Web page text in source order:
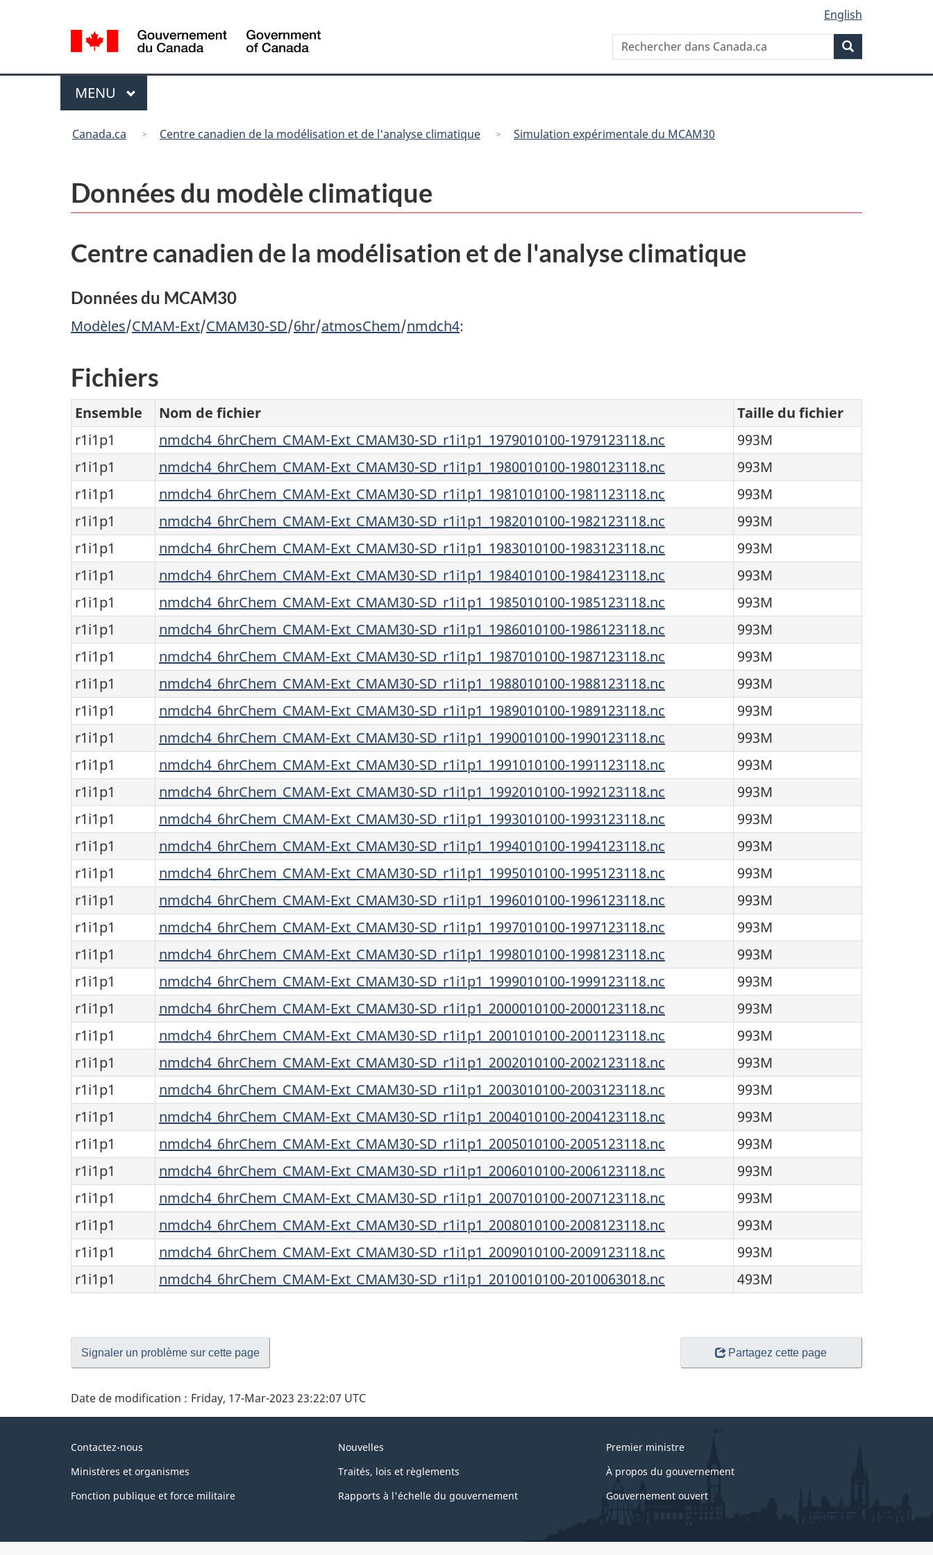
de
la
langue
English
Recherche
Rechercher
dans
Canada.ca
Menu
MENU PRINCIPAL
Canada.ca Centre canadien de la modélisation et de l'analyse climatique Simulation expérimentale du MCAM30
Données du modèle climatique
Centre canadien de la modélisation et de l'analyse climatique
Données du MCAM30
Modèles/CMAM-Ext/CMAM30-SD/6hr/atmosChem/nmdch4:
Fichiers
Ensemble Nom de fichier
Taille du fichier
r1i1p1
nmdch4_6hrChem_CMAM-Ext_CMAM30-SD_r1i1p1_1979010100-1979123118.nc
993M
r1i1p1
nmdch4_6hrChem_CMAM-Ext_CMAM30-SD_r1i1p1_1980010100-1980123118.nc
993M
r1i1p1
nmdch4_6hrChem_CMAM-Ext_CMAM30-SD_r1i1p1_1981010100-1981123118.nc
993M
r1i1p1
nmdch4_6hrChem_CMAM-Ext_CMAM30-SD_r1i1p1_1982010100-1982123118.nc
993M
r1i1p1
nmdch4_6hrChem_CMAM-Ext_CMAM30-SD_r1i1p1_1983010100-1983123118.nc
993M
r1i1p1
nmdch4_6hrChem_CMAM-Ext_CMAM30-SD_r1i1p1_1984010100-1984123118.nc
993M
r1i1p1
nmdch4_6hrChem_CMAM-Ext_CMAM30-SD_r1i1p1_1985010100-1985123118.nc
993M
r1i1p1
nmdch4_6hrChem_CMAM-Ext_CMAM30-SD_r1i1p1_1986010100-1986123118.nc
993M
r1i1p1
nmdch4_6hrChem_CMAM-Ext_CMAM30-SD_r1i1p1_1987010100-1987123118.nc
993M
r1i1p1
nmdch4_6hrChem_CMAM-Ext_CMAM30-SD_r1i1p1_1988010100-1988123118.nc
993M
r1i1p1
nmdch4_6hrChem_CMAM-Ext_CMAM30-SD_r1i1p1_1989010100-1989123118.nc
993M
r1i1p1
nmdch4_6hrChem_CMAM-Ext_CMAM30-SD_r1i1p1_1990010100-1990123118.nc
993M
r1i1p1
nmdch4_6hrChem_CMAM-Ext_CMAM30-SD_r1i1p1_1991010100-1991123118.nc
993M
r1i1p1
nmdch4_6hrChem_CMAM-Ext_CMAM30-SD_r1i1p1_1992010100-1992123118.nc
993M
r1i1p1
nmdch4_6hrChem_CMAM-Ext_CMAM30-SD_r1i1p1_1993010100-1993123118.nc
993M
r1i1p1
nmdch4_6hrChem_CMAM-Ext_CMAM30-SD_r1i1p1_1994010100-1994123118.nc
993M
r1i1p1
nmdch4_6hrChem_CMAM-Ext_CMAM30-SD_r1i1p1_1995010100-1995123118.nc
993M
r1i1p1
nmdch4_6hrChem_CMAM-Ext_CMAM30-SD_r1i1p1_1996010100-1996123118.nc
993M
r1i1p1
nmdch4_6hrChem_CMAM-Ext_CMAM30-SD_r1i1p1_1997010100-1997123118.nc
993M
r1i1p1
nmdch4_6hrChem_CMAM-Ext_CMAM30-SD_r1i1p1_1998010100-1998123118.nc
993M
r1i1p1
nmdch4_6hrChem_CMAM-Ext_CMAM30-SD_r1i1p1_1999010100-1999123118.nc
993M
r1i1p1
nmdch4_6hrChem_CMAM-Ext_CMAM30-SD_r1i1p1_2000010100-2000123118.nc
993M
r1i1p1
nmdch4_6hrChem_CMAM-Ext_CMAM30-SD_r1i1p1_2001010100-2001123118.nc
993M
r1i1p1
nmdch4_6hrChem_CMAM-Ext_CMAM30-SD_r1i1p1_2002010100-2002123118.nc
993M
r1i1p1
nmdch4_6hrChem_CMAM-Ext_CMAM30-SD_r1i1p1_2003010100-2003123118.nc
993M
r1i1p1
nmdch4_6hrChem_CMAM-Ext_CMAM30-SD_r1i1p1_2004010100-2004123118.nc
993M
r1i1p1
nmdch4_6hrChem_CMAM-Ext_CMAM30-SD_r1i1p1_2005010100-2005123118.nc
993M
r1i1p1
nmdch4_6hrChem_CMAM-Ext_CMAM30-SD_r1i1p1_2006010100-2006123118.nc
993M
r1i1p1
nmdch4_6hrChem_CMAM-Ext_CMAM30-SD_r1i1p1_2007010100-2007123118.nc
993M
r1i1p1
nmdch4_6hrChem_CMAM-Ext_CMAM30-SD_r1i1p1_2008010100-2008123118.nc
993M
r1i1p1
nmdch4_6hrChem_CMAM-Ext_CMAM30-SD_r1i1p1_2009010100-2009123118.nc
993M
r1i1p1
nmdch4_6hrChem_CMAM-Ext_CMAM30-SD_r1i1p1_2010010100-2010063018.nc 493M
Signaler un problème sur cette page Partagez cette page
Date de modification : Friday, 17-Mar-2023 23:22:07 UTC
À
propos
du
Contactez-nous
Ministères et organismes
Fonction publique et force militaire
Nouvelles
Traités, lois et règlements
Rapports à l'échelle du gouvernement
Premier ministre
À propos du gouvernement
Gouvernement ouvert